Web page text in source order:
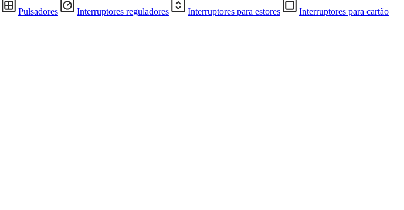
Pulsadores Interruptores reguladores Interruptores para estores Interruptores para cartão